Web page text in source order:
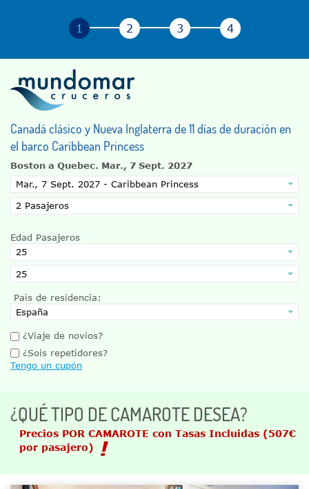
Canadá clásico y Nueva Inglaterra de 11 días de duración en
el barco Caribbean Princess
Boston a Quebec. Mar., 7 Sept. 2027
Edad Pasajeros
Pais de residencia:
¿Viaje de novios?
¿Sois repetidores?
Tengo un cupón
¿QUÉ TIPO DE CAMAROTE DESEA?
Precios POR CAMAROTE con Tasas Incluidas (507€
por pasajero)